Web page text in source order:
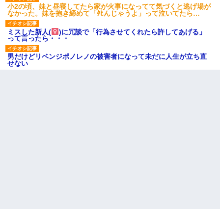
小2の頃、妹と昼寝してたら家が火事になってて気づくと逃げ場が
なかった。妹を抱き締めて「ﾀﾋんじゃうよ」って泣いてたら…
ミスした新人(
)に冗談で「行為させてくれたら許してあげる」
って言ったら・・・
男だけどリベンジポノレノの被害者になって未だに人生が立ち直
せない